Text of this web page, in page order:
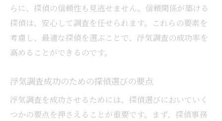
らに、探偵の信頼性も見逃せません。信頼関係が築ける
探偵は、安心して調査を任せられます。これらの要素を
考慮し、最適な探偵を選ぶことで、浮気調査の成功率を
高めることができるのです。
浮気調査成功のための探偵選びの要点
浮気調査を成功させるためには、探偵選びにおいていく
つかの要点を押さえることが重要です。まず、探偵事務